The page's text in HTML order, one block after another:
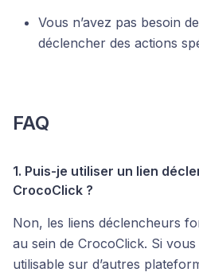
Vous n’avez pas besoin
déclencher des actions
FAQ
1. Puis-je utiliser un lien
CrocoClick ?
Non, les liens déclencheurs
au sein de CrocoClick. Si vous
utilisable sur d’autres